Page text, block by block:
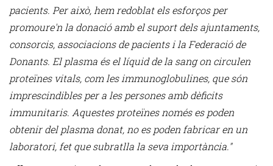
pacients. Per això, hem redoblat els esforços per
promoure'n la donació amb el suport dels ajuntaments,
consorcis, associacions de pacients i la Federació de
Donants. El plasma és el líquid de la sang on circulen
proteïnes vitals, com les immunoglobulines, que són
imprescindibles per a les persones amb dèficits
immunitaris. Aquestes proteïnes només es poden
obtenir del plasma donat, no es poden fabricar en un
laboratori, fet que subratlla la seva importància."